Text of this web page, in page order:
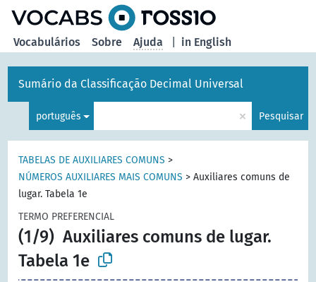
in English
Vocabulários Sobre Ajuda
Sumário da Classificação Decimal Universal
português × Pesquisar
TABELAS DE AUXILIARES COMUNS >
NÚMEROS AUXILIARES MAIS COMUNS >Auxiliares comuns de
lugar. Tabela 1e
TERMO PREFERENCIAL
(1/9) Auxiliares comuns de lugar.
Tabela 1e